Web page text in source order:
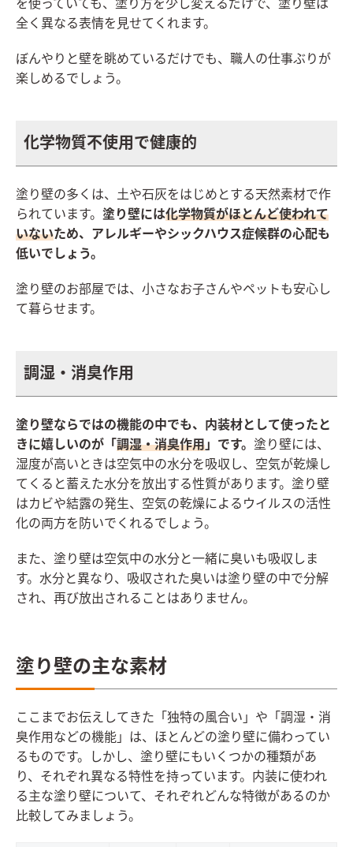
を使っていても、塗り方を少し変えるだけで、塗り壁は
全く異なる表情を見せてくれます。
ぼんやりと壁を眺めているだけでも、職人の仕事ぶりが
楽しめるでしょう。
化学物質不使用で健康的
塗り壁の多くは、土や石灰をはじめとする天然素材で作
られています。 塗り壁には化学物質がほとんど使われて
いないため、アレルギーやシックハウス症候群の心配も
低いでしょう。
塗り壁のお部屋では、小さなお子さんやペットも安心し
て暮らせます。
調湿・消臭作用
塗り壁ならではの機能の中でも、内装材として使ったと
きに嬉しいのが「調湿・消臭作用」です。 塗り壁には、
湿度が高いときは空気中の水分を吸収し、空気が乾燥し
てくると蓄えた水分を放出する性質があります。塗り壁
はカビや結露の発生、空気の乾燥によるウイルスの活性
化の両方を防いでくれるでしょう。
また、塗り壁は空気中の水分と一緒に臭いも吸収しま
す。水分と異なり、吸収された臭いは塗り壁の中で分解
され、再び放出されることはありません。
塗り壁の主な素材
ここまでお伝えしてきた「独特の風合い」や「調湿・消
臭作用などの機能」は、ほとんどの塗り壁に備わってい
るものです。しかし、塗り壁にもいくつかの種類があ
り、それぞれ異なる特性を持っています。内装に使われ
る主な塗り壁について、それぞれどんな特徴があるのか
比較してみましょう。